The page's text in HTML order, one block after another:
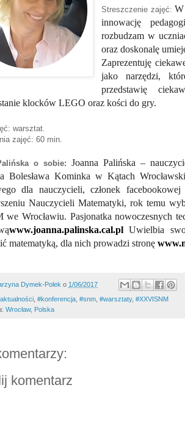
Streszczenie zajęć: W
innowację
rozbudzam w
oraz doskonalę
Zaprezentuję
jako narzędzi,
przedstawię
klocków LEGO oraz kości do gry.
warsztat.
zajęć: 60 min.
o sobie: Joanna Palińska –
Bolesława Kominka w Kątach
dla nauczycieli, członek
Nauczycieli Matematyki, rok temu
Wrocławiu. Pasjonatka nowoczesnych
www.joanna.palinska.cal.pl Uwielbia
matematyką, dla nich prowadzi stronę
Dymek-Polek o 1/06/2017
, ‪#‎konferencja‬‪, #snm, #warsztaty, #XXVISNM
Wrocław, Polska
komentarz